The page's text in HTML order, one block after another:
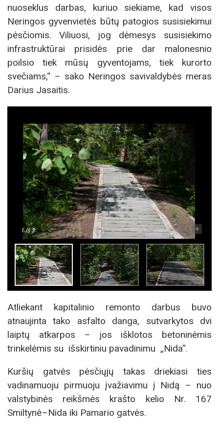
nuoseklus darbas, kuriuo siekiame, kad visos
Neringos gyvenvietės būtų patogios susisiekimui
pėsčiomis. Viliuosi, jog dėmesys susisiekimo
infrastruktūrai prisidės prie dar malonesnio
poilsio tiek mūsų gyventojams, tiek kurorto
svečiams,“ – sako Neringos savivaldybės meras
Darius Jasaitis.
1Iš 3 - +
Atliekant kapitalinio remonto darbus buvo
atnaujinta tako asfalto danga, sutvarkytos dvi
laiptų atkarpos – jos išklotos betoninėmis
trinkelėmis su išskirtiniu pavadinimu „Nida“.
Kuršių gatvės pėsčiųjų takas driekiasi ties
vadinamuoju pirmuoju įvažiavimu į Nidą – nuo
valstybinės reikšmės krašto kelio Nr. 167
Smiltynė–Nida iki Pamario gatvės.